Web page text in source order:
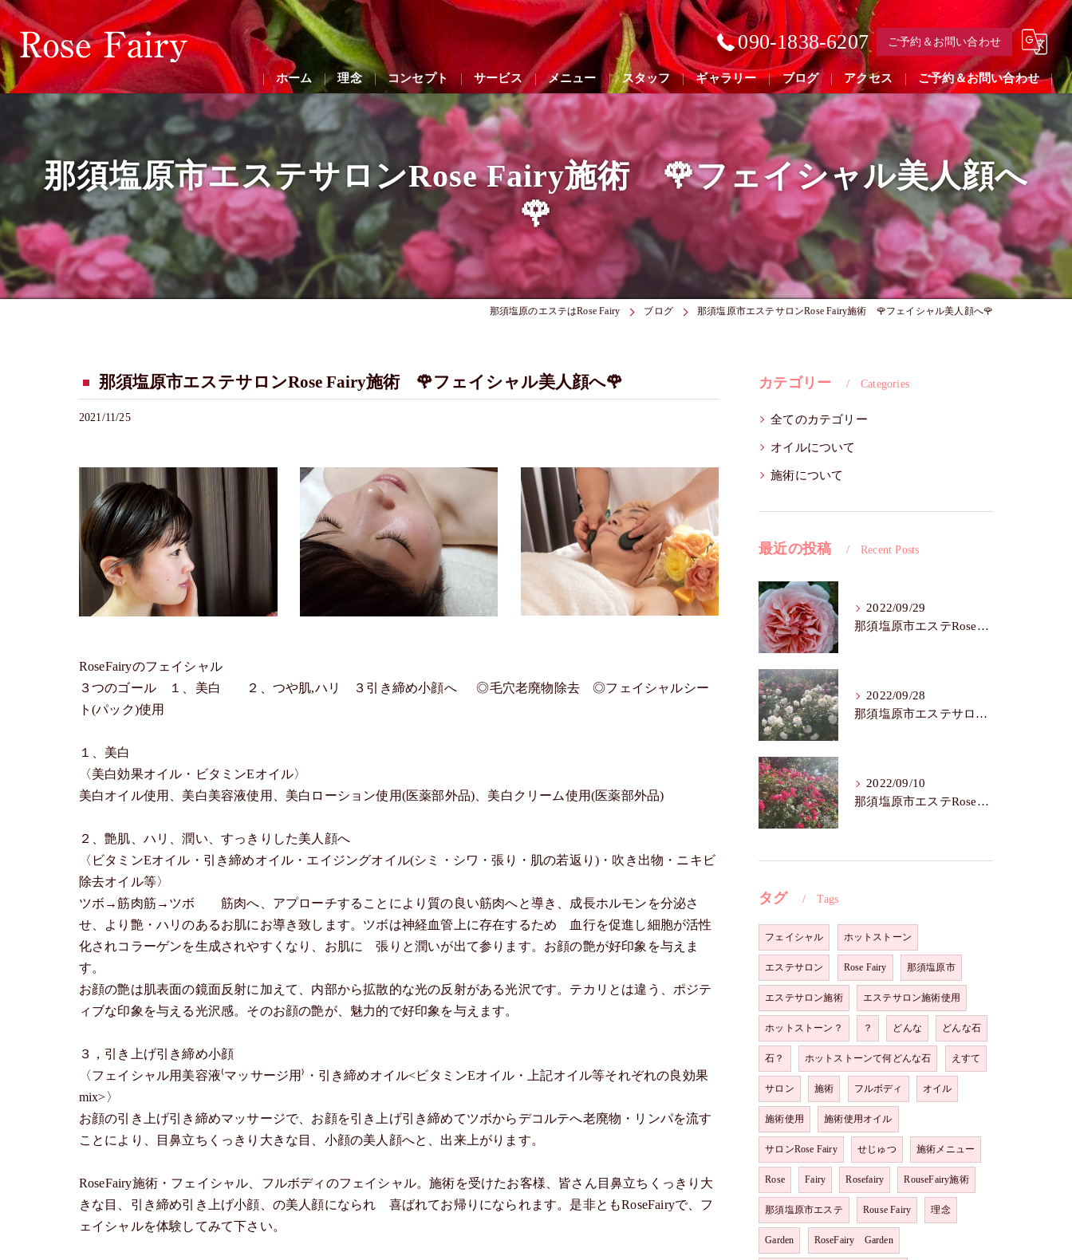
090-1838-6207 ご予約＆お問い合わせ
ホーム 理念 コンセプト サービス メニュー スタッフ ギャラリー ブログ アクセス ご予約＆お問い合わせ
那須塩原市エステサロンRose Fairy施術 🌹フェイシャル美人顔へ
🌹
那須塩原のエステはRose Fairy ブログ 那須塩原市エステサロンRose Fairy施術 🌹フェイシャル美人顔へ🌹
那須塩原市エステサロンRose Fairy施術 🌹フェイシャル美人顔へ🌹
2021/11/25
RoseFairyのフェイシャル
３つのゴール １、美白 ２、つや肌,ハリ ３引き締め小顔へ ◎毛穴老廃物除去 ◎フェイシャルシー
ト(パック)使用
１、美白
〈美白効果オイル・ビタミンEオイル〉
美白オイル使用、美白美容液使用、美白ローション使用(医薬部外品)、美白クリーム使用(医薬部外品)
２、艶肌、ハリ、潤い、すっきりした美人顔へ
〈ビタミンEオイル・引き締めオイル・エイジングオイル(シミ・シワ・張り・肌の若返り)・吹き出物・ニキビ
除去オイル等〉
ツボ→筋肉筋→ツボ 筋肉へ、アプローチすることにより質の良い筋肉へと導き、成長ホルモンを分泌さ
せ、より艶・ハリのあるお肌にお導き致します。ツボは神経血管上に存在するため 血行を促進し細胞が活性
化されコラーゲンを生成されやすくなり、お肌に 張りと潤いが出て参ります。お顔の艶が好印象を与えま
す。
お顔の艶は肌表面の鏡面反射に加えて、内部から拡散的な光の反射がある光沢です。テカリとは違う、ポジテ
ィブな印象を与える光沢感。そのお顔の艶が、魅力的で好印象を与えます。
３，引き上げ引き締め小顔
〈フェイシャル用美容液⁽マッサージ用⁾・引き締めオイル<ビタミンEオイル・上記オイル等それぞれの良効果
mix>〉
お顔の引き上げ引き締めマッサージで、お顔を引き上げ引き締めてツボからデコルテへ老廃物・リンパを流す
ことにより、目鼻立ちくっきり大きな目、小顔の美人顔へと、出来上がります。
RoseFairy施術・フェイシャル、フルボディのフェイシャル。施術を受けたお客様、皆さん目鼻立ちくっきり大
きな目、引き締め引き上げ小顔、の美人顔になられ 喜ばれてお帰りになられます。是非ともRoseFairyで、フ
ェイシャルを体験してみて下さい。
カテゴリー Categories
全てのカテゴリー
オイルについて
施術について
最近の投稿 Recent Posts
2022/09/29
那須塩原市エステRoseFairy🌺シワ・たるみ
2022/09/28
那須塩原市エステサロンRose Fairy🌼色白は七難隠す
2022/09/10
那須塩原市エステRoseFairy🌺いつまでも若々しく綺麗に💝
タグ Tags
フェイシャル ホットストーン
エステサロン Rose Fairy 那須塩原市
エステサロン施術 エステサロン施術使用
ホットストーン？ ？ どんな どんな石
石？ ホットストーンて何どんな石 えすて
サロン 施術 フルボディ オイル
施術使用 施術使用オイル
サロンRose Fairy せじゅつ 施術メニュー
Rose Fairy Rosefairy RouseFairy施術
那須塩原市エステ Rouse Fairy 理念
Garden RoseFairy Garden